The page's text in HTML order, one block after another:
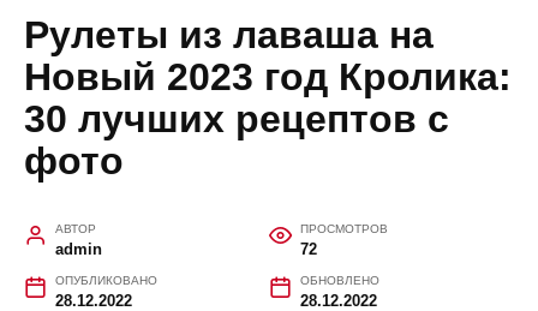
Рулеты из лаваша на
Новый 2023 год Кролика:
30 лучших рецептов с
фото
АВТОР
admin
ПРОСМОТРОВ
72
ОПУБЛИКОВАНО
28.12.2022
ОБНОВЛЕНО
28.12.2022